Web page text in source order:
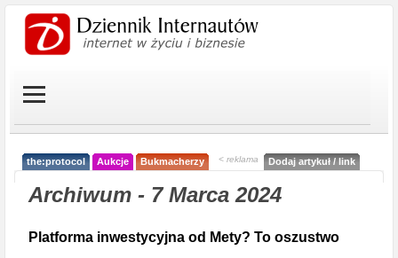
the:protocol Aukcje Bukmacherzy < reklama Dodaj artykuł / link
Archiwum - 7 Marca 2024
Platforma inwestycyjna od Mety? To oszustwo